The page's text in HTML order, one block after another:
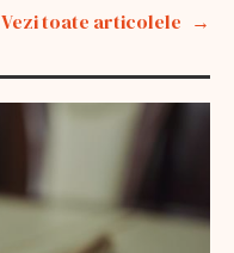
Vezi toate articolele